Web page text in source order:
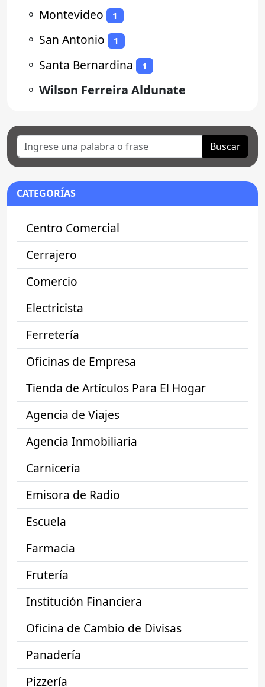
⚬ Montevideo 1
⚬ San Antonio 1
⚬ Santa Bernardina 1
⚬ Wilson Ferreira Aldunate
Buscar
CATEGORÍAS
Centro Comercial
Cerrajero
Comercio
Electricista
Ferretería
Oficinas de Empresa
Tienda de Artículos Para El Hogar
Agencia de Viajes
Agencia Inmobiliaria
Carnicería
Emisora de Radio
Escuela
Farmacia
Frutería
Institución Financiera
Oficina de Cambio de Divisas
Panadería
Pizzería